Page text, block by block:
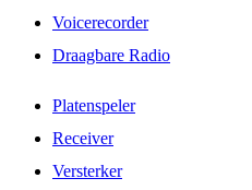
Voicerecorder
Draagbare Radio
Platenspeler
Receiver
Versterker